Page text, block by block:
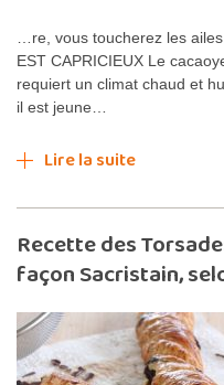
…re, vous toucherez les
EST CAPRICIEUX Le
requiert un climat chaud et
il est jeune…
Lire la suite
Recette des
façon Sacristain,